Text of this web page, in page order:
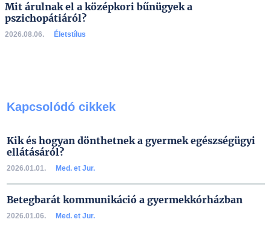
Mit árulnak el a középkori bűnügyek a
pszichopátiáról?
2026.08.06. Életstílus
Kapcsolódó cikkek
Kik és hogyan dönthetnek a gyermek egészségügyi
ellátásáról?
2026.01.01. Med. et Jur.
Betegbarát kommunikáció a gyermekkórházban
2026.01.06. Med. et Jur.